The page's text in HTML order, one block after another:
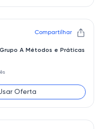
Compartilhar
A Métodos e Práticas
Oferta